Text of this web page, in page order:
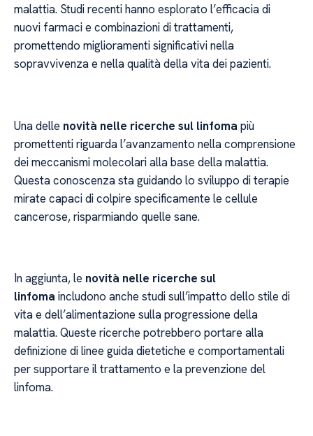
malattia. Studi recenti hanno esplorato l’efficacia di
nuovi farmaci e combinazioni di trattamenti,
promettendo miglioramenti significativi nella
sopravvivenza e nella qualità della vita dei pazienti.
Una delle novità nelle ricerche sul linfoma più
promettenti riguarda l’avanzamento nella comprensione
dei meccanismi molecolari alla base della malattia.
Questa conoscenza sta guidando lo sviluppo di terapie
mirate capaci di colpire specificamente le cellule
cancerose, risparmiando quelle sane.
In aggiunta, le novità nelle ricerche sul
linfoma includono anche studi sull’impatto dello stile di
vita e dell’alimentazione sulla progressione della
malattia. Queste ricerche potrebbero portare alla
definizione di linee guida dietetiche e comportamentali
per supportare il trattamento e la prevenzione del
linfoma.